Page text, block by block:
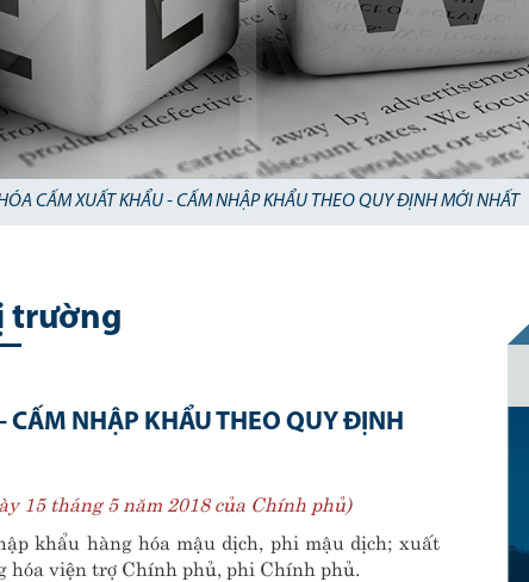
CẤM XUẤT KHẨU - CẤM NHẬP KHẨU THEO QUY ĐỊNH MỚI NHẤT
trường
CẤM NHẬP KHẨU THEO QUY ĐỊNH
15 tháng 5 năm 2018 của Chính phủ)
khẩu hàng hóa mậu dịch, phi mậu dịch; xuất
viện trợ Chính phủ, phi Chính phủ.